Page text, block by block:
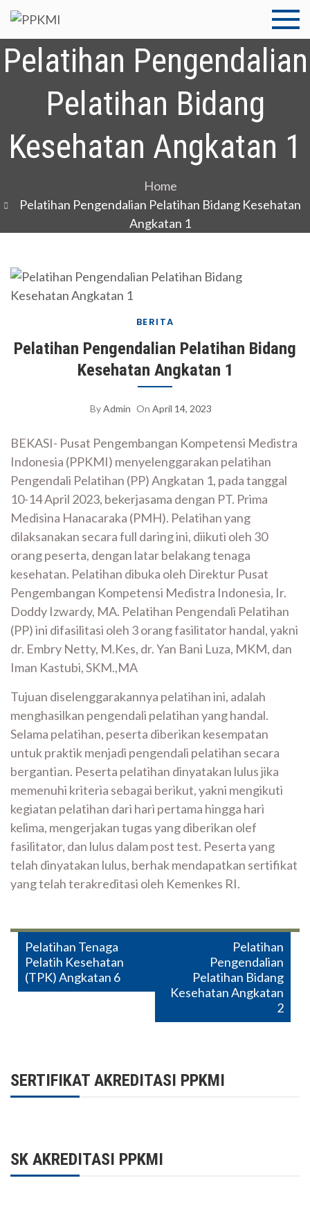
Skip
content
PPKMI
Pusat Pengembangan
Kompetensi Medistra
Indonesia
Pelatihan Pengendalian
Pelatihan Bidang
Kesehatan Angkatan 1
Home
Pelatihan Pengendalian Pelatihan Bidang Kesehatan
Angkatan 1
BERITA
Pelatihan Pengendalian Pelatihan Bidang
Kesehatan Angkatan 1
ByAdmin On April 14, 2023
BEKASI- Pusat Pengembangan Kompetensi Medistra
Indonesia (PPKMI) menyelenggarakan pelatihan
Pengendali Pelatihan (PP) Angkatan 1, pada tanggal
10-14 April 2023, bekerjasama dengan PT. Prima
Medisina Hanacaraka (PMH). Pelatihan yang
dilaksanakan secara full daring ini, diikuti oleh 30
orang peserta, dengan latar belakang tenaga
kesehatan. Pelatihan dibuka oleh Direktur Pusat
Pengembangan Kompetensi Medistra Indonesia, Ir.
Doddy Izwardy, MA. Pelatihan Pengendali Pelatihan
(PP) ini difasilitasi oleh 3 orang fasilitator handal, yakni
dr. Embry Netty, M.Kes, dr. Yan Bani Luza, MKM, dan
Iman Kastubi, SKM.,MA
Tujuan diselenggarakannya pelatihan ini, adalah
menghasilkan pengendali pelatihan yang handal.
Selama pelatihan, peserta diberikan kesempatan
untuk praktik menjadi pengendali pelatihan secara
bergantian. Peserta pelatihan dinyatakan lulus jika
memenuhi kriteria sebagai berikut, yakni mengikuti
kegiatan pelatihan dari hari pertama hingga hari
kelima, mengerjakan tugas yang diberikan olef
fasilitator, dan lulus dalam post test. Peserta yang
telah dinyatakan lulus, berhak mendapatkan sertifikat
yang telah terakreditasi oleh Kemenkes RI.
Post
navigation
Pelatihan Tenaga
Pelatih Kesehatan
(TPK) Angkatan 6
Pelatihan
Pengendalian
Pelatihan Bidang
Kesehatan Angkatan
2
SERTIFIKAT AKREDITASI PPKMI
SK AKREDITASI PPKMI